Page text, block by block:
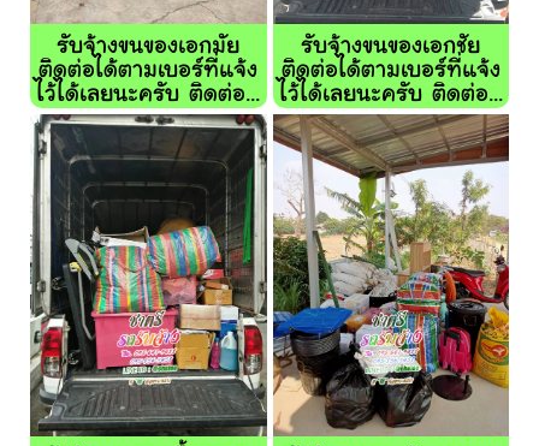
รับจ้างขนของเอกมัย
ติดต่อได้ตามเบอร์ที่แจ้ง
ไว้ได้เลยนะครับ ติดต่อ...
รับจ้างขนของเอกชัย
ติดต่อได้ตามเบอร์ที่แจ้ง
ไว้ได้เลยนะครับ ติดต่อ...